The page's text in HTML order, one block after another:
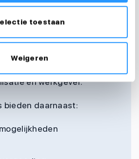
toestaan
Weigeren
en werkgever.
bieden daarnaast: